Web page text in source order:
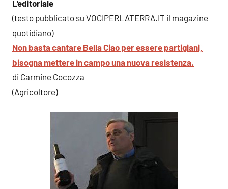
L’editoriale
(testo pubblicato su VOCIPERLATERRA.IT il magazine
quotidiano)
Non basta cantare Bella Ciao per essere partigiani,
bisogna mettere in campo una nuova resistenza.
di Carmine Cocozza
(Agricoltore)